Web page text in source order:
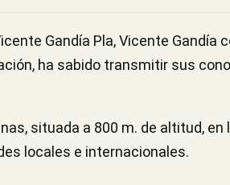
Gandía Pla, Vicente
ha sabido transmitir sus
situada a 800 m. de altitud,
locales e internacionales.